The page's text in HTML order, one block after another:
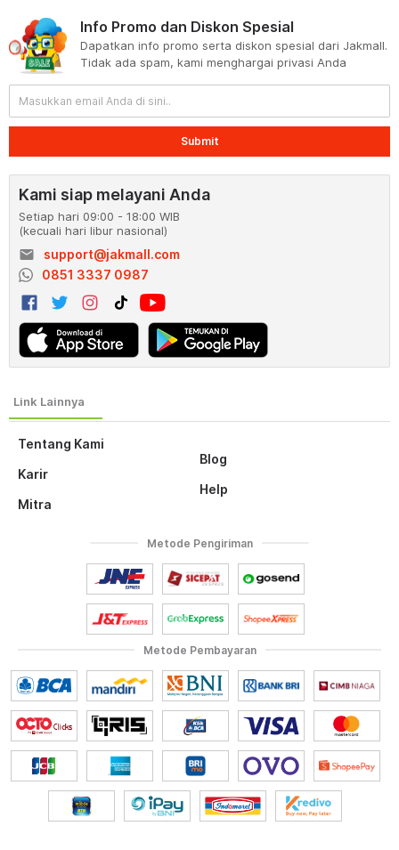
Tentang Kami
Karir
Mitra
Blog
Help
Info Promo dan Diskon Spesial
Dapatkan info promo serta diskon spesial dari Jakmall.
Tidak ada spam, kami menghargai privasi Anda
Submit
Kami siap melayani Anda
Setiap hari 09:00 - 18:00 WIB
(kecuali hari libur nasional)
email
support@jakmall.com
0851 3337 0987
Metode Pembayaran
Metode Pengiriman